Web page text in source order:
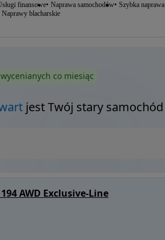
finansowe Naprawa samochodów Szybka naprawa
Naprawy blacharskie
co miesiąc
jest Twój stary samochód
194 AWD Exclusive-Line